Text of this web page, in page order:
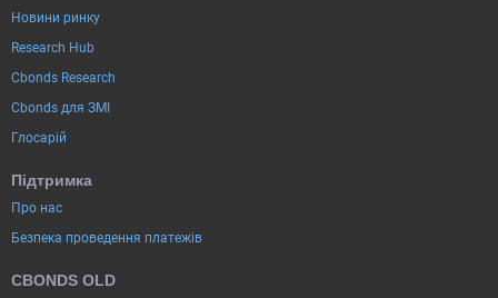
Новини ринку
Research Hub
Cbonds Research
Cbonds для ЗМІ
Глосарій
Підтримка
Про нас
Безпека проведення платежів
CBONDS OLD